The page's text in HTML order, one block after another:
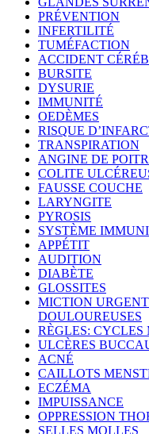
PRÉVENTION
INFERTILITÉ
TUMÉFACTION
ACCIDENT
BURSITE
DYSURIE
IMMUNITÉ
OEDÈMES
RISQUE
TRANSPIRATION
ANGINE DE
COLITE
FAUSSE COUCHE
LARYNGITE
PYROSIS
SYSTÈME
APPÉTIT
AUDITION
DIABÈTE
GLOSSITES
MICTION
DOULOUREUSES
RÈGLES: CYCLES
ULCÈRES
ACNÉ
CAILLOTS
ECZÉMA
IMPUISSANCE
OPPRESSION
SELLES MOLLES